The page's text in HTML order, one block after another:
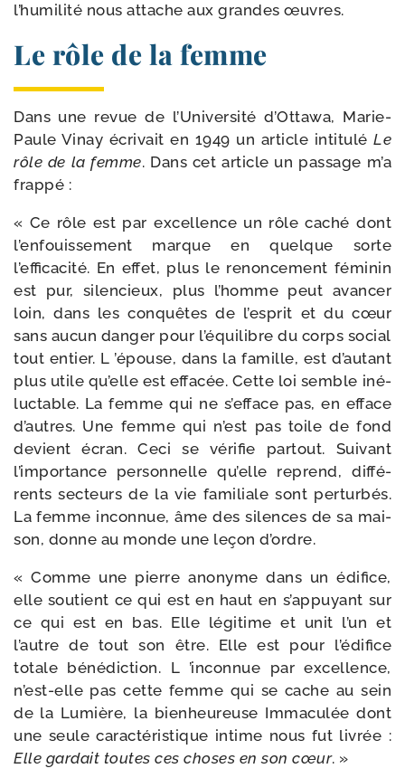
l’humilité nous attache aux grandes œuvres.
Le rôle de la femme
Dans une revue de l’Université d’Ottawa, Marie-​
Paule Vinay écri­vait en 1949 un article inti­tu­lé Le
rôle de la femme. Dans cet article un pas­sage m’a
frappé :
« Ce rôle est par excel­lence un rôle caché dont
l’enfouissement marque en quelque sorte
l’efficacité. En effet, plus le renon­ce­ment fémi­nin
est pur, silen­cieux, plus l’homme peut avan­cer
loin, dans les conquêtes de l’esprit et du cœur
sans aucun dan­ger pour l’équilibre du corps social
tout entier. L ’épouse, dans la famille, est d’autant
plus utile qu’elle est effa­cée. Cette loi semble iné­
luc­table. La femme qui ne s’efface pas, en efface
d’autres. Une femme qui n’est pas toile de fond
devient écran. Ceci se véri­fie par­tout. Suivant
l’importance per­son­nelle qu’elle reprend, dif­fé­
rents sec­teurs de la vie fami­liale sont per­tur­bés.
La femme incon­nue, âme des silences de sa mai­
son, donne au monde une leçon d’ordre.
« Comme une pierre ano­nyme dans un édi­fice,
elle sou­tient ce qui est en haut en s’appuyant sur
ce qui est en bas. Elle légi­time et unit l’un et
l’autre de tout son être. Elle est pour l’édifice
totale béné­dic­tion. L ’incon­nue par excel­lence,
n’est-elle pas cette femme qui se cache au sein
de la Lumière, la bien­heu­reuse Immaculée dont
une seule carac­té­ris­tique intime nous fut livrée :
Elle gar­dait toutes ces choses en son cœur. »